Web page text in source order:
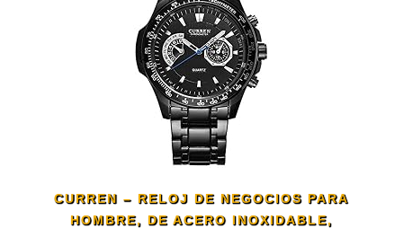
CURREN – RELOJ DE NEGOCIOS PARA
HOMBRE, DE ACERO INOXIDABLE,